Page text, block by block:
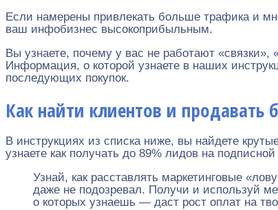
Если намерены привлекать больше трафика и
ваш инфобизнес высокоприбыльным.
Вы узнаете, почему у вас не работают
Информация, о которой узнаете в наших
последующих покупок.
Как найти клиентов и продавать
В инструкциях из списка ниже, вы найдете
узнаете как получать до 89% лидов на
Узнай, как расставлять маркетинговые
даже не подозревал. Получи и используй
о которых узнаешь — даст рост оплат на